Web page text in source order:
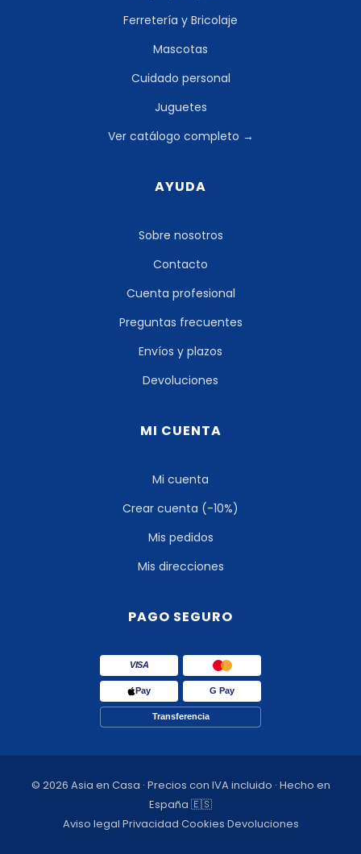
Ferretería y Bricolaje
Mascotas
Cuidado personal
Juguetes
Ver catálogo completo →
AYUDA
Sobre nosotros
Contacto
Cuenta profesional
Preguntas frecuentes
Envíos y plazos
Devoluciones
MI CUENTA
Mi cuenta
Crear cuenta (-10%)
Mis pedidos
Mis direcciones
PAGO SEGURO
VISA
Pay G Pay
Transferencia
© 2026 Asia en Casa · Precios con IVA incluido · Hecho en
España 🇪🇸
Aviso legal·Privacidad·Cookies·Devoluciones